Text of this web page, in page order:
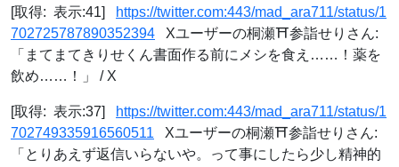
[取得: 表示:41]
https://twitter.com:443/mad_ara711/status/1
702725787890352394 Xユーザーの桐瀬⛩参詣せりさん:
「まてまてきりせくん書面作る前にメシを食え……！薬を
飲め……！」 / X
[取得: 表示:37]
https://twitter.com:443/mad_ara711/status/1
702749335916560511 Xユーザーの桐瀬⛩参詣せりさん:
「とりあえず返信いらないや。って事にしたら少し精神的